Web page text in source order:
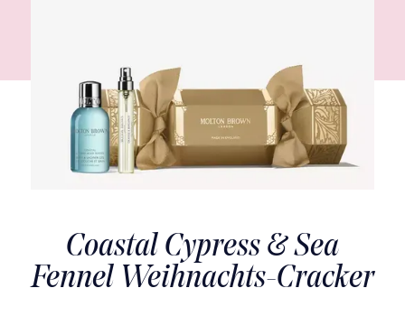
Coastal Cypress & Sea
Fennel Weihnachts-Cracker